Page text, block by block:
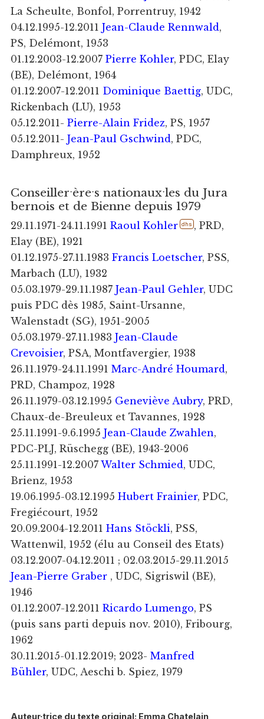
La Scheulte, Bonfol, Porrentruy, 1942
04.12.1995-12.2011 Jean-Claude Rennwald,
PS, Delémont, 1953
01.12.2003-12.2007 Pierre Kohler, PDC, Elay
(BE), Delémont, 1964
01.12.2007-12.2011 Dominique Baettig, UDC,
Rickenbach (LU), 1953
05.12.2011- Pierre-Alain Fridez, PS, 1957
05.12.2011- Jean-Paul Gschwind, PDC,
Damphreux, 1952
Conseillerˑèreˑs nationauxˑles du Jura
bernois et de Bienne depuis 1979
29.11.1971-24.11.1991 Raoul Kohler dhs , PRD,
Elay (BE), 1921
01.12.1975-27.11.1983 Francis Loetscher, PSS,
Marbach (LU), 1932
05.03.1979-29.11.1987 Jean-Paul Gehler, UDC
puis PDC dès 1985, Saint-Ursanne,
Walenstadt (SG), 1951-2005
05.03.1979-27.11.1983 Jean-Claude
Crevoisier, PSA, Montfavergier, 1938
26.11.1979-24.11.1991 Marc-André Houmard,
PRD, Champoz, 1928
26.11.1979-03.12.1995 Geneviève Aubry, PRD,
Chaux-de-Breuleux et Tavannes, 1928
25.11.1991-9.6.1995 Jean-Claude Zwahlen,
PDC-PLJ, Rüschegg (BE), 1943-2006
25.11.1991-12.2007 Walter Schmied, UDC,
Brienz, 1953
19.06.1995-03.12.1995 Hubert Frainier, PDC,
Fregiécourt, 1952
20.09.2004-12.2011 Hans Stöckli, PSS,
Wattenwil, 1952 (élu au Conseil des Etats)
03.12.2007-04.12.2011 ; 02.03.2015-29.11.2015
Jean-Pierre Graber , UDC, Sigriswil (BE),
1946
01.12.2007-12.2011 Ricardo Lumengo, PS
(puis sans parti depuis nov. 2010), Fribourg,
1962
30.11.2015-01.12.2019; 2023- Manfred
Bühler, UDC, Aeschi b. Spiez, 1979
Auteur·trice du texte original: Emma Chatelain,